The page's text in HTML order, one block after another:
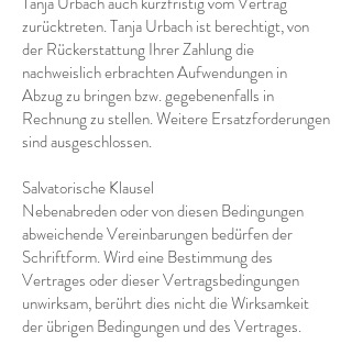
zurücktreten. Tanja Urbach ist berechtigt, von
der Rückerstattung Ihrer Zahlung die
nachweislich erbrachten Aufwendungen in
Abzug zu bringen bzw. gegebenenfalls in
Rechnung zu stellen. Weitere Ersatzforderungen
sind ausgeschlossen.
Salvatorische Klausel
Nebenabreden oder von diesen Bedingungen
abweichende Vereinbarungen bedürfen der
Schriftform. Wird eine Bestimmung des
Vertrages oder dieser Vertragsbedingungen
unwirksam, berührt dies nicht die Wirksamkeit
der übrigen Bedingungen und des Vertrages.